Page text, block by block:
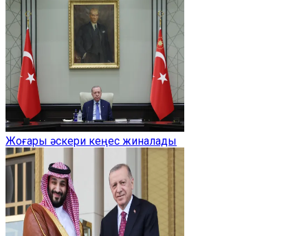
Жоғары әскери кеңес жиналады